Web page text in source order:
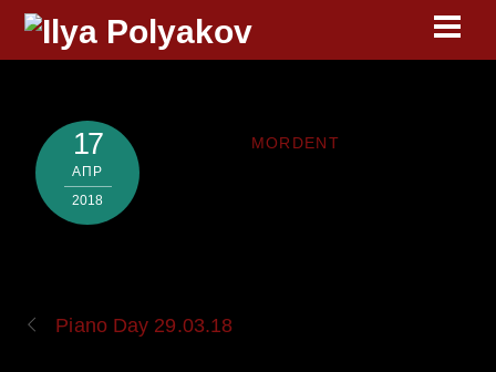
Skip
17
АПР
2018
MORDENT
Piano Day 29.03.18